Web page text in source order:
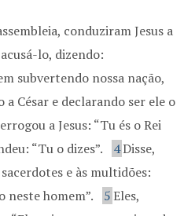
conduziram Jesus a
lo, dizendo:
subvertendo nossa nação,
César e declarando ser ele o
a Jesus: “Tu és o Rei
“Tu o dizes”.
4Disse,
e às multidões:
neste homem”.
5Eles,